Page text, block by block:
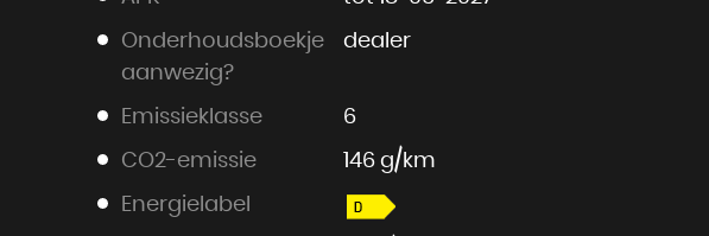
Onderhoudsboekje
aanwezig?
dealer
Emissieklasse 6
CO2-emissie 146 g/km
Energielabel